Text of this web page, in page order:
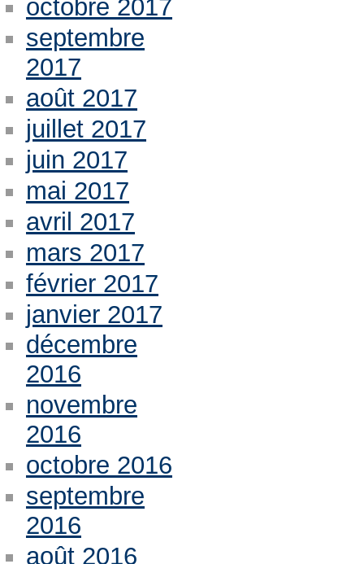
octobre 2017
septembre
2017
août 2017
juillet 2017
juin 2017
mai 2017
avril 2017
mars 2017
février 2017
janvier 2017
décembre
2016
novembre
2016
octobre 2016
septembre
2016
août 2016